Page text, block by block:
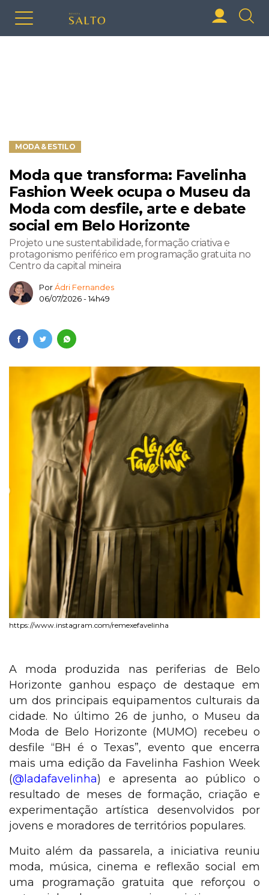
MODA & ESTILO
Moda que transforma: Favelinha
Fashion Week ocupa o Museu da
Moda com desfile, arte e debate
social em Belo Horizonte
Projeto une sustentabilidade, formação criativa e
protagonismo periférico em programação gratuita no
Centro da capital mineira
PorÁdri Fernandes
06/07/2026 - 14h49
https://www.instagram.com/remexefavelinha
A moda produzida nas periferias de Belo
Horizonte ganhou espaço de destaque em
um dos principais equipamentos culturais da
cidade. No último 26 de junho, o Museu da
Moda de Belo Horizonte (MUMO) recebeu o
desfile “BH é o Texas”, evento que encerra
mais uma edição da Favelinha Fashion Week
(@ladafavelinha) e apresenta ao público o
resultado de meses de formação, criação e
experimentação artística desenvolvidos por
jovens e moradores de territórios populares.
Muito além da passarela, a iniciativa reuniu
moda, música, cinema e reflexão social em
uma programação gratuita que reforçou o